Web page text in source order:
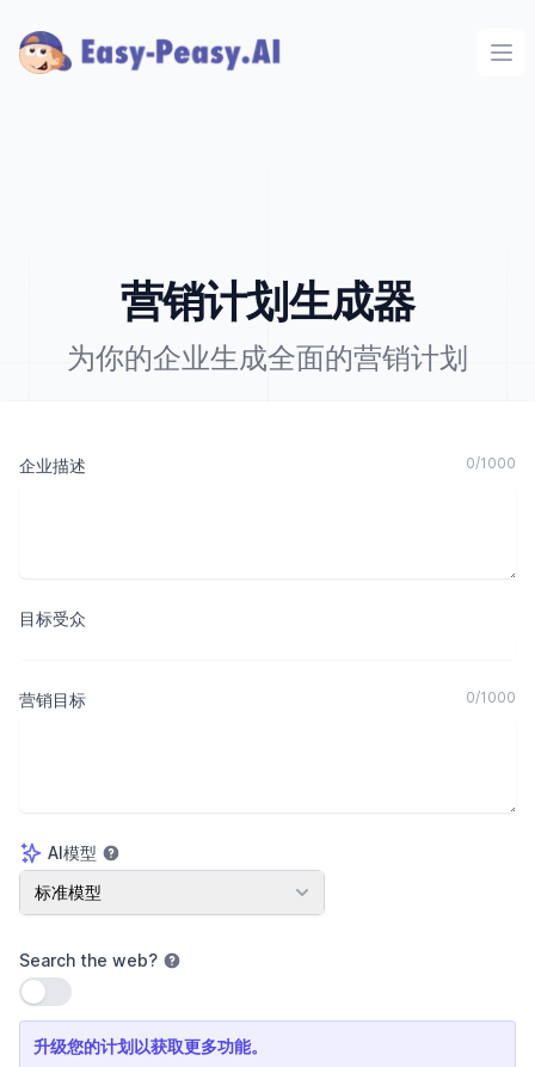
营销计划生成器
为你的企业生成全面的营销计划
企业描述 0/1000
目标受众
营销目标 0/1000
AI模型
AI模型
标准模型
Search the web?
使用设置
升级您的计划以获取更多功能。